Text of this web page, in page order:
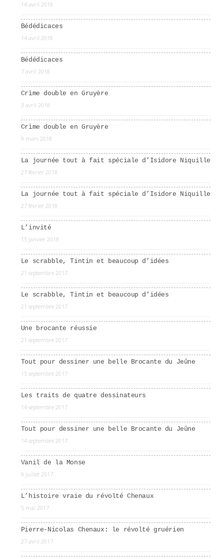
14 avril 2018
Bédédicaces
14 avril 2018
Bédédicaces
7 avril 2018
Crìme double en Gruyère
3 avril 2018
Crìme double en Gruyère
9 mars 2018
La journée tout à fait spéciale d’Isidore Niquille
27 février 2018
La journée tout à fait spéciale d’Isidore Niquille
27 février 2018
L’invité
15 janvier 2018
Le scrabble, Tintin et beaucoup d’idées
21 septembre 2017
Le scrabble, Tintin et beaucoup d’idées
21 septembre 2017
Une brocante réussie
21 septembre 2017
Tout pour dessiner une belle Brocante du Jeûne
15 septembre 2017
Les traits de quatre dessinateurs
14 septembre 2017
Tout pour dessiner une belle Brocante du Jeûne
14 septembre 2017
Vanil de la Monse
9 juillet 2017
L’histoire vraie du révolté Chenaux
5 mai 2017
Pierre-Nicolas Chenaux: le révolté gruérien
27 avril 2017